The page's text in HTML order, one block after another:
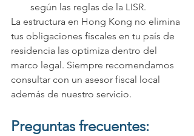
según las reglas de la LISR.
La estructura en Hong Kong no elimina
tus obligaciones fiscales en tu país de
residencia las optimiza dentro del
marco legal. Siempre recomendamos
consultar con un asesor fiscal local
además de nuestro servicio.
Preguntas frecuentes: